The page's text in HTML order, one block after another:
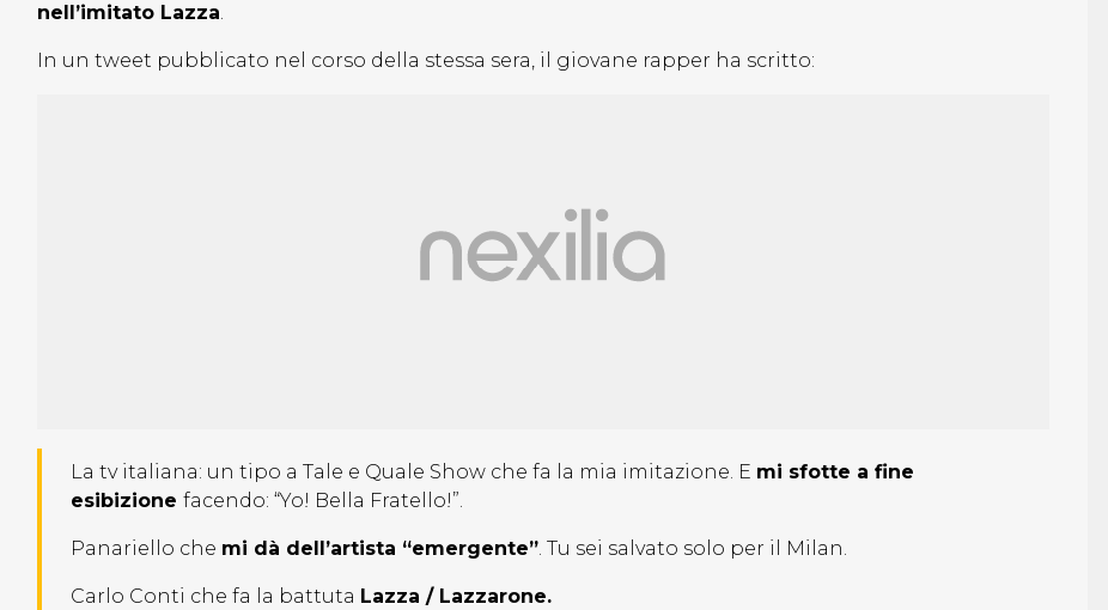
nell’imitato Lazza.
In un tweet pubblicato nel corso della stessa sera, il giovane rapper ha scritto:
La tv italiana: un tipo a Tale e Quale Show che fa la mia imitazione. E mi sfotte a fine
esibizione facendo: “Yo! Bella Fratello!”.
Panariello che mi dà dell’artista “emergente”. Tu sei salvato solo per il Milan.
Carlo Conti che fa la battuta Lazza / Lazzarone.